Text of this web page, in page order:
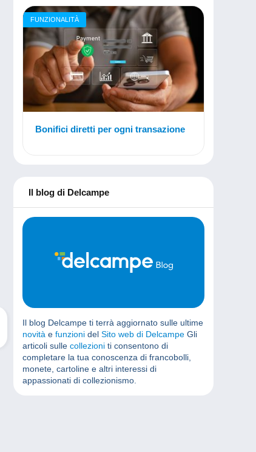
FUNZIONALITÀ
Bonifici diretti per ogni transazione
Il blog di Delcampe
Il blog Delcampe ti terrà aggiornato sulle ultime
novità e funzioni del Sito web di Delcampe Gli
articoli sulle collezioni ti consentono di
completare la tua conoscenza di francobolli,
monete, cartoline e altri interessi di
appassionati di collezionismo.